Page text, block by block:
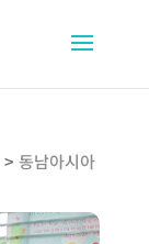
> 동남아시아